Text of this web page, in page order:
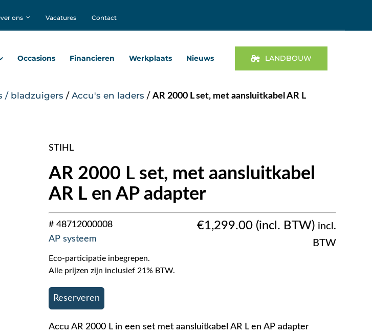
ons Vacatures Contact
Occasions Financieren Werkplaats Nieuws LANDBOUW
/ bladzuigers / Accu's en laders / AR 2000 L set, met aansluitkabel AR L
STIHL
AR 2000 L set, met aansluitkabel
AR L en AP adapter
# 48712000008
AP systeem
€1,299.00
incl.
BTW
Eco-participatie inbegrepen.
Alle prijzen zijn inclusief 21% BTW.
Reserveren
Accu AR 2000 L in een set met aansluitkabel AR L en AP adapter